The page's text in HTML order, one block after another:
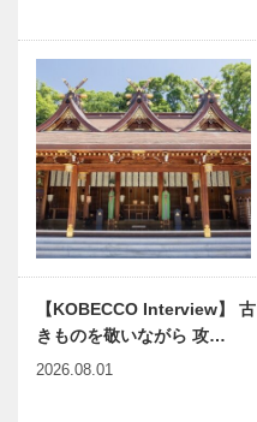
プラスイ誕生
10周年記念
を祝う
「神戸で落語
を楽しむ」シ
リーズ｜番外
編｜見える黒
子 お茶子さ
んの世界
ジュアリーモ
デルが一堂に
【KOBECCO Interview】 古
きものを敬いながら 攻…
2026.08.01